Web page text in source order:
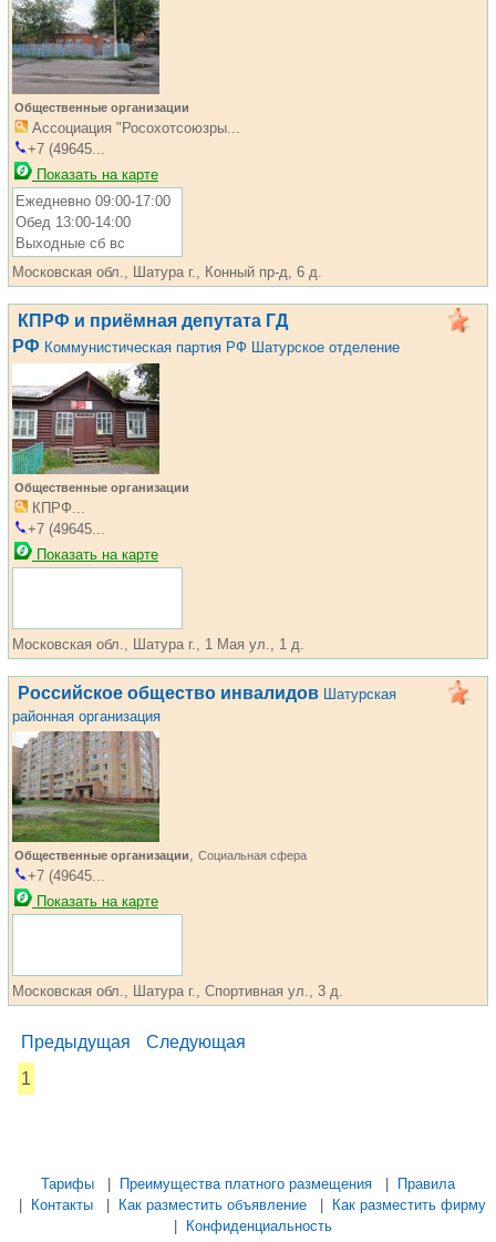
Общественные организации
Ассоциация "Росохотсоюзры...
+7 (49645...
Показать на карте
Ежедневно 09:00-17:00
Обед 13:00-14:00
Выходные сб вс
Московская обл., Шатура г., Конный пр-д, 6 д.
КПРФ и приёмная депутата ГД
РФ Коммунистическая партия РФ Шатурское отделение
Общественные организации
КПРФ...
+7 (49645...
Показать на карте
Московская обл., Шатура г., 1 Мая ул., 1 д.
Российское общество инвалидов Шатурская
районная организация
Общественные организации, Социальная сфера
+7 (49645...
Показать на карте
Московская обл., Шатура г., Спортивная ул., 3 д.
Предыдущая
Следующая
1
Тарифы Преимущества платного размещения
Правила
Контакты Как разместить объявление
Как разместить фирму
Конфиденциальность